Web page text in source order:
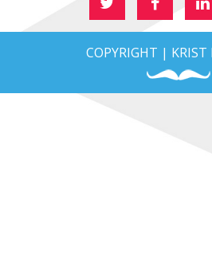
COPYRIGHT | KRIST